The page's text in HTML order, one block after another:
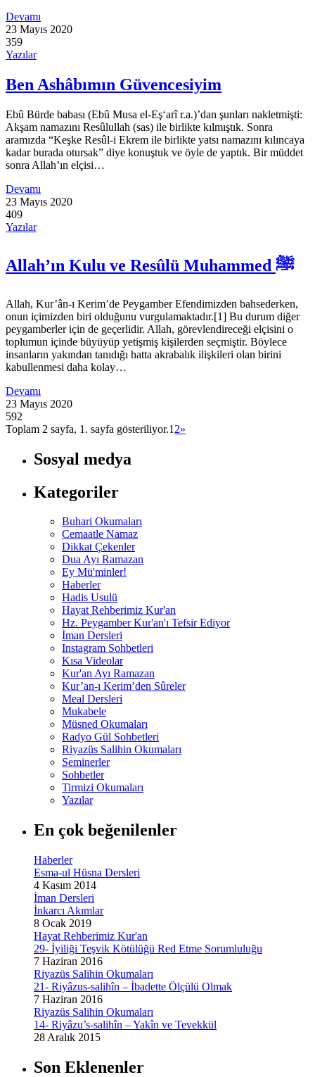
Devamı
23 Mayıs 2020
359
Yazılar
Ben Ashâbımın Güvencesiyim
Ebû Bürde babası (Ebû Musa el-Eş‘arî r.a.)’dan şunları nakletmişti:
Akşam namazını Resûlullah (sas) ile birlikte kılmıştık. Sonra
aramızda “Keşke Resûl-i Ekrem ile birlikte yatsı namazını kılıncaya
kadar burada otursak” diye konuştuk ve öyle de yaptık. Bir müddet
sonra Allah’ın elçisi…
Devamı
23 Mayıs 2020
409
Yazılar
Allah’ın Kulu ve Resûlü Muhammed ﷺ
Allah, Kur’ân-ı Kerim’de Peygamber Efendimizden bahsederken,
onun içimizden biri olduğunu vurgulamaktadır.[1] Bu durum diğer
peygamberler için de geçerlidir. Allah, görevlendireceği elçisini o
toplumun içinde büyüyüp yetişmiş kişilerden seçmiştir. Böylece
insanların yakından tanıdığı hatta akrabalık ilişkileri olan birini
kabullenmesi daha kolay…
Devamı
23 Mayıs 2020
592
Toplam 2 sayfa, 1. sayfa gösteriliyor.1 2»
Sosyal medya
Kategoriler
Buhari Okumaları
Cemaatle Namaz
Dikkat Çekenler
Dua Ayı Ramazan
Ey Mü'minler!
Haberler
Hadis Usulü
Hayat Rehberimiz Kur'an
Hz. Peygamber Kur'an'ı Tefsir Ediyor
İman Dersleri
Instagram Sohbetleri
Kısa Videolar
Kur'an Ayı Ramazan
Kur’an-ı Kerim’den Sûreler
Meal Dersleri
Mukabele
Müsned Okumaları
Radyo Gül Sohbetleri
Riyazüs Salihin Okumaları
Seminerler
Sohbetler
Tirmizi Okumaları
Yazılar
En çok beğenilenler
Haberler
Esma-ul Hüsna Dersleri
4 Kasım 2014
İman Dersleri
İnkarcı Akımlar
8 Ocak 2019
Hayat Rehberimiz Kur'an
29- İyiliği Teşvik Kötülüğü Red Etme Sorumluluğu
7 Haziran 2016
Riyazüs Salihin Okumaları
21- Riyâzus-salihîn – İbadette Ölçülü Olmak
7 Haziran 2016
Riyazüs Salihin Okumaları
14- Riyâzu’s-salihîn – Yakîn ve Tevekkül
28 Aralık 2015
Son Eklenenler